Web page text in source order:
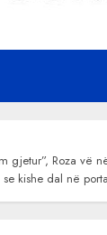
gjetur”, Roza vë
kishe dal në